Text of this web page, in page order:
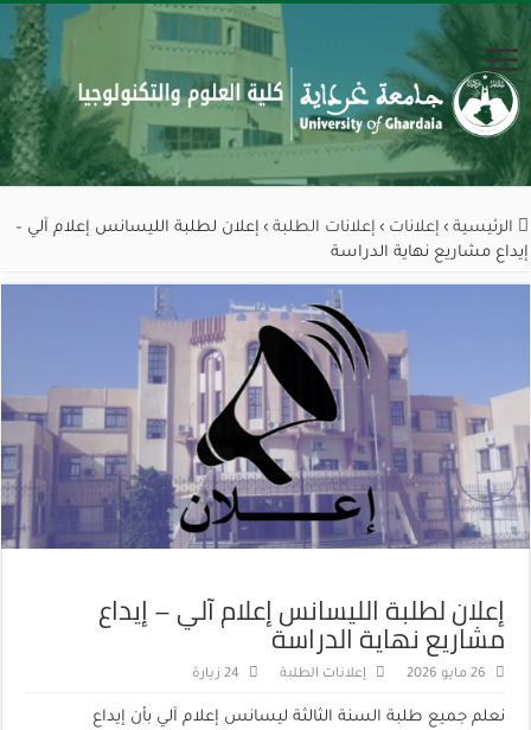
الرئيسية › إعلانات › إعلانات الطلبة › إعلان لطلبة الليسانس إعلام آلي –
إيداع مشاريع نهاية الدراسة
إعلان لطلبة الليسانس إعلام آلي – إيداع
مشاريع نهاية الدراسة
26 مايو 2026 إعلانات الطلبة 24 زيارة
نعلم جميع طلبة السنة الثالثة ليسانس إعلام آلي بأن إيداع